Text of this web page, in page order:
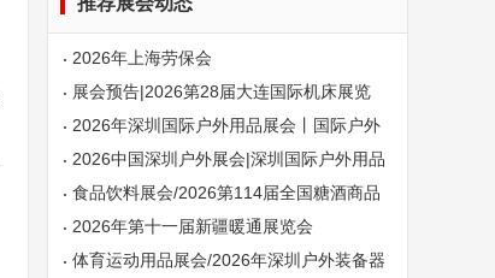
2026年上海劳保会
展会预告|2026第28届大连国际机床展览
会5月13日开展
2026年深圳国际户外用品展会丨国际户外
露营装备展会
2026中国深圳户外展会|深圳国际户外用品
展会
食品饮料展会/2026第114届全国糖酒商品
交易会
2026年第十一届新疆暖通展览会
体育运动用品展会/2026年深圳户外装备器